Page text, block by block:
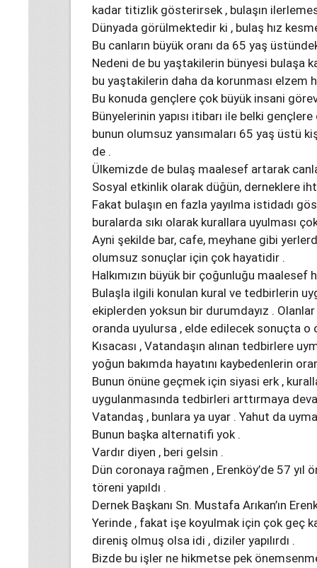
kadar titizlik gösterirsek , bulaşın
Dünyada görülmektedir ki , bulaş hız
Bu canların büyük oranı da 65 yaş
Nedeni de bu yaştakilerin bünyesi bulaşa
bu yaştakilerin daha da korunması elzem
Bu konuda gençlere çok büyük insani
Bünyelerinin yapısı itibarı ile belki
bunun olumsuz yansımaları 65 yaş üstü
de .
Ülkemizde de bulaş maalesef artarak
Sosyal etkinlik olarak düğün, derneklere
Fakat bulaşın en fazla yayılma istidadı
buralarda sıkı olarak kurallara uyulması
Ayni şekilde bar, cafe, meyhane gibi
olumsuz sonuçlar için çok hayatidir .
Halkımızın büyük bir çoğunluğu
Bulaşla ilgili konulan kural ve tedbirlerin
ekiplerden yoksun bir durumdayız .
oranda uyulursa , elde edilecek sonuçta o
Kısacası , Vatandaşın alınan tedbirlere
yoğun bakımda hayatını kaybedenlerin
Bunun önüne geçmek için siyasi erk ,
uygulanmasında tedbirleri arttırmaya
Vatandaş , bunlara ya uyar . Yahut da
Bunun başka alternatifi yok .
Vardır diyen , beri gelsin .
Dün coronaya rağmen , Erenköy’de 57 yıl
töreni yapıldı .
Dernek Başkanı Sn. Mustafa Arıkan’ın
Yerinde , fakat işe koyulmak için çok geç
direniş olmuş olsa idi , diziler yapılırdı .
Bizde bu işler ne hikmetse pek